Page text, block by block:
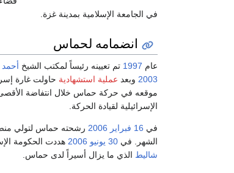
في الجامعة الإسلامية بمدينة غزة.
انضمامه لحماس
عام 1997 تم تعيينه رئيساً لمكتب الشيخ
2003 وبعد عملية استشهادية حاولت غارة
موقعه في حركة حماس خلال انتفاضة
الإسرائيلية لقيادة الحركة.
في 16 فبراير 2006 رشحته حماس لتولي
الشهر. في 30 يونيو 2006 هددت الحكومة
شاليط الذي ما يزال أسيراً لدى حماس.